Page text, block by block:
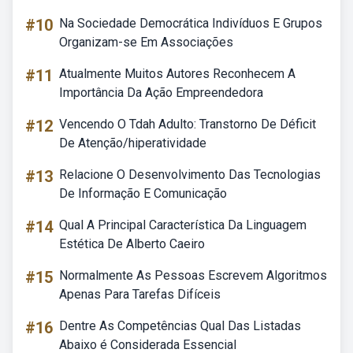
#10 Na Sociedade Democrática Indivíduos E Grupos
Organizam-se Em Associações
#11 Atualmente Muitos Autores Reconhecem A
Importância Da Ação Empreendedora
#12 Vencendo O Tdah Adulto: Transtorno De Déficit
De Atenção/hiperatividade
#13 Relacione O Desenvolvimento Das Tecnologias
De Informação E Comunicação
#14 Qual A Principal Característica Da Linguagem
Estética De Alberto Caeiro
#15 Normalmente As Pessoas Escrevem Algoritmos
Apenas Para Tarefas Difíceis
#16 Dentre As Competências Qual Das Listadas
Abaixo é Considerada Essencial